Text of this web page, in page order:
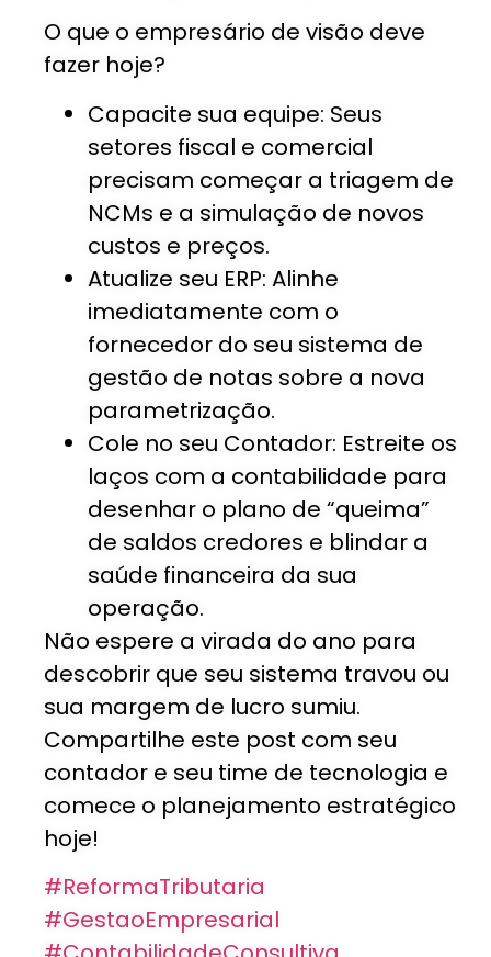
O que o empresário de visão deve
fazer hoje?
Capacite sua equipe: Seus
setores fiscal e comercial
precisam começar a triagem de
NCMs e a simulação de novos
custos e preços.
Atualize seu ERP: Alinhe
imediatamente com o
fornecedor do seu sistema de
gestão de notas sobre a nova
parametrização.
Cole no seu Contador: Estreite os
laços com a contabilidade para
desenhar o plano de “queima”
de saldos credores e blindar a
saúde financeira da sua
operação.
Não espere a virada do ano para
descobrir que seu sistema travou ou
sua margem de lucro sumiu.
Compartilhe este post com seu
contador e seu time de tecnologia e
comece o planejamento estratégico
hoje!
#ReformaTributaria
#GestaoEmpresarial